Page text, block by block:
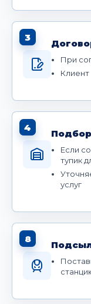
3
При
Клиент
4
Если
тупик
услуг
8